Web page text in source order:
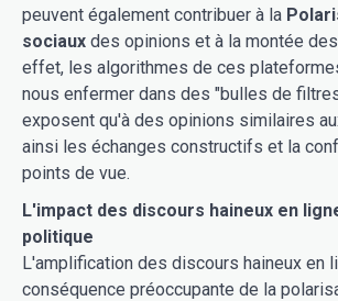
peuvent également contribuer à la
sociaux des opinions et à la montée
effet, les algorithmes de ces
nous enfermer dans des "bulles de
exposent qu'à des opinions similaires
ainsi les échanges constructifs et la
points de vue.
L'impact des discours haineux en
politique
L'amplification des discours haineux en
conséquence préoccupante de la